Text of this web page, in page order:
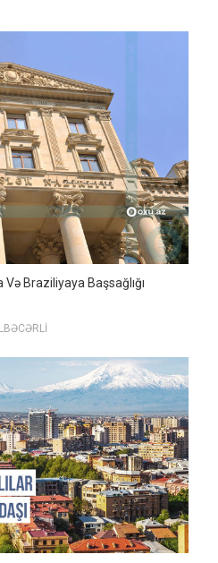
Braziliyaya Başsağlığı